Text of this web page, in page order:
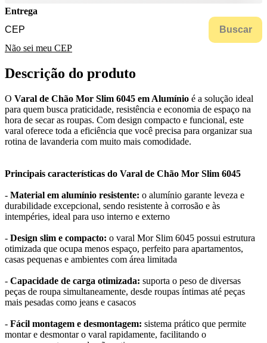
Entrega
Buscar
Não sei meu CEP
Descrição do produto
O Varal de Chão Mor Slim 6045 em Alumínio é a solução ideal
para quem busca praticidade, resistência e economia de espaço na
hora de secar as roupas. Com design compacto e funcional, este
varal oferece toda a eficiência que você precisa para organizar sua
rotina de lavanderia com muito mais comodidade.
Principais características do Varal de Chão Mor Slim 6045
- Material em alumínio resistente: o alumínio garante leveza e
durabilidade excepcional, sendo resistente à corrosão e às
intempéries, ideal para uso interno e externo
- Design slim e compacto: o varal Mor Slim 6045 possui estrutura
otimizada que ocupa menos espaço, perfeito para apartamentos,
casas pequenas e ambientes com área limitada
- Capacidade de carga otimizada: suporta o peso de diversas
peças de roupa simultaneamente, desde roupas íntimas até peças
mais pesadas como jeans e casacos
- Fácil montagem e desmontagem: sistema prático que permite
montar e desmontar o varal rapidamente, facilitando o